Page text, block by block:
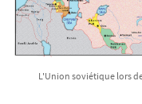
L'Union soviétique lors